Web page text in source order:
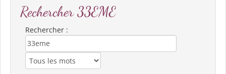
Rechercher 33EME
Rechercher :